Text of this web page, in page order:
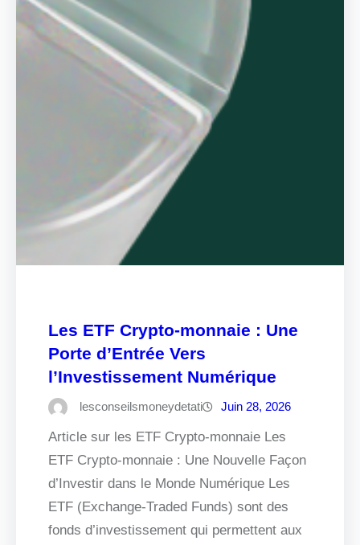
Les ETF Crypto-monnaie : Une
Porte d’Entrée Vers
l’Investissement Numérique
lesconseilsmoneydetati Juin 28, 2026
Article sur les ETF Crypto-monnaie Les
ETF Crypto-monnaie : Une Nouvelle Façon
d’Investir dans le Monde Numérique Les
ETF (Exchange-Traded Funds) sont des
fonds d’investissement qui permettent aux